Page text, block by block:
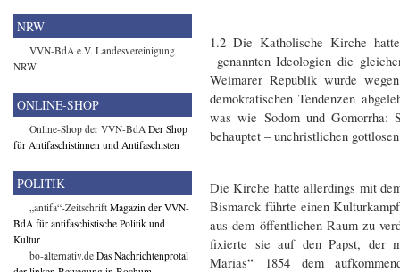
1.2 Die Katholische Kirche
genannten Ideologien die
Weimarer Republik wurde
demokratischen Tendenzen
was wie Sodom und Gomorrha:
behauptet – unchristlichen
Die Kirche hatte allerdings mit
Bismarck führte einen
aus dem öffentlichen Raum zu
fixierte sie auf den Papst, der
Marias“ 1854 dem
NRW
VVN-BdA e.V. Landesvereinigung
NRW
ONLINE-SHOP
Online-Shop der VVN-BdA Der Shop
für Antifaschistinnen und Antifaschisten
POLITIK
„antifa“-Zeitschrift Magazin der VVN-
BdA für antifaschistische Politik und
Kultur
bo-alternativ.de Das Nachrichtenprotal